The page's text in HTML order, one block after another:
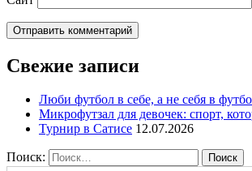
Свежие записи
Люби футбол в себе, а не себя в
Микрофутзал для девочек: спорт,
Турнир в Сатисе 12.07.2026
Поиск: